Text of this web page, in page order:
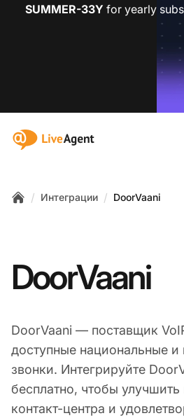
SUMMER-33Y for yearly
:site.title
/ Интеграции / DoorVaani
DoorVaani
DoorVaani — поставщик
доступные национальные
звонки. Интегрируйте
бесплатно, чтобы
контакт-центра и